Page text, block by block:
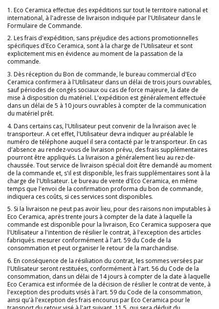
1. Eco Ceramica effectue des expéditions sur tout le territoire national et
international, à l'adresse de livraison indiquée par l'Utilisateur dans le
Formulaire de Commande.
2. Les frais d'expédition, sans préjudice des actions promotionnelles
spécifiques d'Eco Ceramica, sont à la charge de l'Utilisateur et sont
explicitement mis en évidence au moment de la passation de la
commande.
3. Dès réception du Bon de commande, le bureau commercial d'Eco
Ceramica confirmera à l'Utilisateur dans un délai de trois jours ouvrables,
sauf périodes de congés sociaux ou cas de force majeure, la date de
mise à disposition du matériel. L'expédition est généralement effectuée
dans un délai de 5 à 10 jours ouvrables à compter de la communication
du matériel prêt.
4. Dans certains cas, l'Utilisateur peut convenir de la livraison avec le
transporteur. A cet effet, l'Utilisateur devra indiquer au préalable le
numéro de téléphone auquel il sera contacté par le transporteur. En cas
d'absence au rendez-vous de livraison prévu, des frais supplémentaires
pourront être appliqués. La livraison a généralement lieu au rez-de-
chaussée. Tout service de livraison spécial doit être demandé au moment
de la commande et, s'il est disponible, les frais supplémentaires sont à la
charge de l'Utilisateur. Le bureau de vente d'Eco Ceramica, en même
temps que l'envoi de la confirmation proforma du bon de commande,
indiquera ces coûts, si ces services sont disponibles.
5. Si la livraison ne peut pas avoir lieu, pour des raisons non imputables à
Eco Ceramica, après trente jours à compter de la date à laquelle la
commande est disponible pour la livraison, Eco Ceramica supposera que
l'Utilisateur a l'intention de résilier le contrat, à l'exception des articles
fabriqués. mesurer conformément à l'art. 59 du Code de la
consommation et peut organiser le retour de la marchandise.
6. En conséquence de la résiliation du contrat, les sommes versées par
l'Utilisateur seront restituées, conformément à l'art. 56 du Code de la
consommation, dans un délai de 14 jours à compter de la date à laquelle
Eco Ceramica est informée de la décision de résilier le contrat de vente, à
l'exception des produits visés à l'art. 59 du Code de la consommation,
ainsi qu'à l'exception des frais encourus par Eco Ceramica pour le